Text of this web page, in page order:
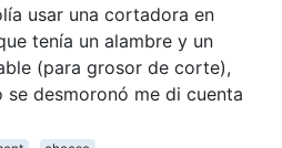
​​usar una cortadora en
tenía un alambre y un
(para grosor de corte),
se desmoronó me di cuenta